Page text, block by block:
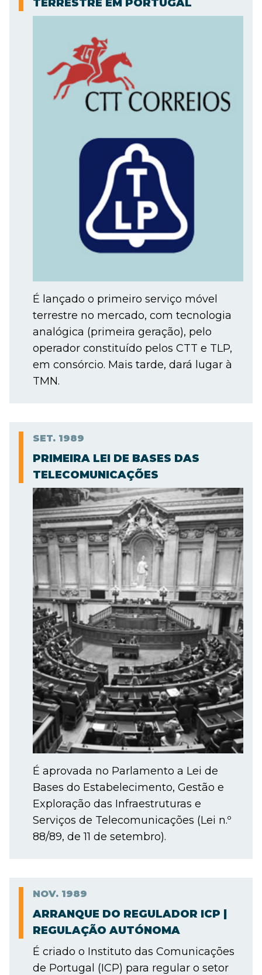
TERRESTRE EM PORTUGAL
É lançado o primeiro serviço móvel
terrestre no mercado, com tecnologia
analógica (primeira geração), pelo
operador constituído pelos CTT e TLP,
em consórcio. Mais tarde, dará lugar à
TMN.
SET. 1989
PRIMEIRA LEI DE BASES DAS
TELECOMUNICAÇÕES
É aprovada no Parlamento a Lei de
Bases do Estabelecimento, Gestão e
Exploração das Infraestruturas e
Serviços de Telecomunicações (Lei n.º
88/89, de 11 de setembro).
NOV. 1989
ARRANQUE DO REGULADOR ICP |
REGULAÇÃO AUTÓNOMA
É criado o Instituto das Comunicações
de Portugal (ICP) para regular o setor